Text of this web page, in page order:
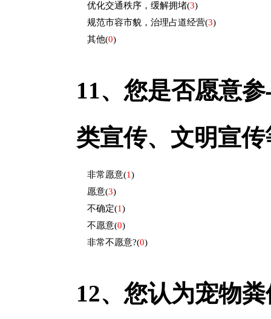
优化交通秩序，缓解拥堵(3)
规范市容市貌，治理占道经营(3)
其他(0)
11、 您是否愿意
类宣传、文明宣
非常愿意(1)
愿意(3)
不确定(1)
不愿意(0)
非常不愿意?(0)
12、 您认为宠物